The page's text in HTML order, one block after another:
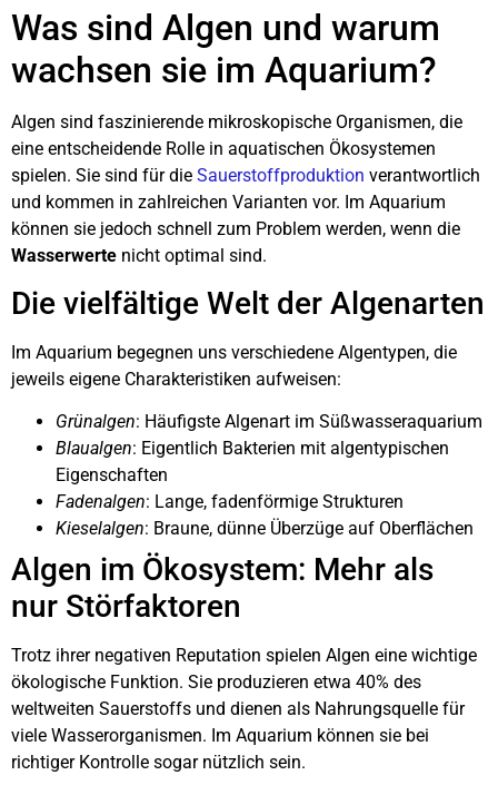
Was sind Algen und warum
wachsen sie im Aquarium?
Algen sind faszinierende mikroskopische Organismen, die
eine entscheidende Rolle in aquatischen Ökosystemen
spielen. Sie sind für die Sauerstoffproduktion verantwortlich
und kommen in zahlreichen Varianten vor. Im Aquarium
können sie jedoch schnell zum Problem werden, wenn die
Wasserwerte nicht optimal sind.
Die vielfältige Welt der Algenarten
Im Aquarium begegnen uns verschiedene Algentypen, die
jeweils eigene Charakteristiken aufweisen:
Grünalgen: Häufigste Algenart im Süßwasseraquarium
Blaualgen: Eigentlich Bakterien mit algentypischen
Eigenschaften
Fadenalgen: Lange, fadenförmige Strukturen
Kieselalgen: Braune, dünne Überzüge auf Oberflächen
Algen im Ökosystem: Mehr als
nur Störfaktoren
Trotz ihrer negativen Reputation spielen Algen eine wichtige
ökologische Funktion. Sie produzieren etwa 40% des
weltweiten Sauerstoffs und dienen als Nahrungsquelle für
viele Wasserorganismen. Im Aquarium können sie bei
richtiger Kontrolle sogar nützlich sein.